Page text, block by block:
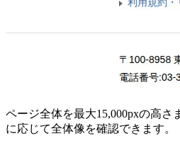
ページ全体を最大15,000pxの高さ
に応じて全体像を確認できます。